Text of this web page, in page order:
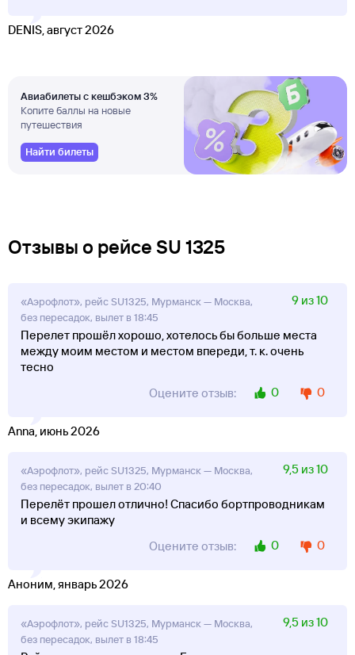
DENIS, август 2026
Авиабилеты с кешбэком 3%
Копите баллы на новые
путешествия
Найти билеты
Отзывы о рейсе SU 1325
«Аэрофлот», рейс SU1325, Мурманск — Москва,
без пересадок, вылет в 18:45
9 из 10
Перелет прошёл хорошо, хотелось бы больше места
между моим местом и местом впереди, т. к. очень
тесно
Оцените отзыв:
0 0
Anna, июнь 2026
«Аэрофлот», рейс SU1325, Мурманск — Москва,
без пересадок, вылет в 20:40
9,5 из 10
Перелёт прошел отлично! Спасибо бортпроводникам
и всему экипажу
Оцените отзыв:
0 0
Аноним, январь 2026
«Аэрофлот», рейс SU1325, Мурманск — Москва,
без пересадок, вылет в 18:45
9,5 из 10